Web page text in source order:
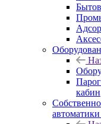
кабин
автоматики